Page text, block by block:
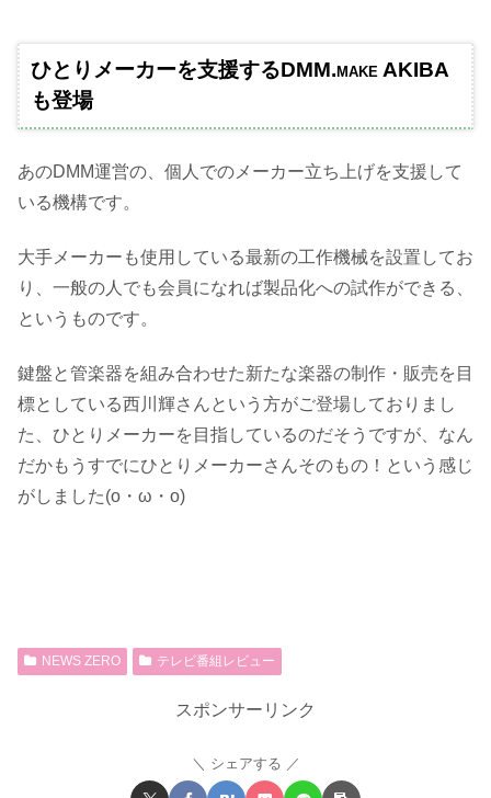
ひとりメーカーを支援するDMM.make AKIBA
も登場
あのDMM運営の、個人でのメーカー立ち上げを支援して
いる機構です。
大手メーカーも使用している最新の工作機械を設置してお
り、一般の人でも会員になれば製品化への試作ができる、
というものです。
鍵盤と管楽器を組み合わせた新たな楽器の制作・販売を目
標としている西川輝さんという方がご登場しておりまし
た、ひとりメーカーを目指しているのだそうですが、なん
だかもうすでにひとりメーカーさんそのもの！という感じ
がしました(o・ω・o)
NEWS ZERO テレビ番組レビュー
スポンサーリンク
シェアする